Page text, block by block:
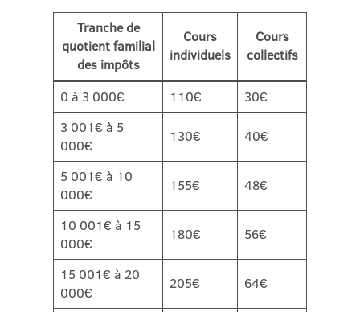
Tranche de
quotient familial
des impôts
Cours
individuels
Cours
collectifs
0 à 3 000€ 110€
30€
3 001€ à 5
000€
130€ 40€
5 001€ à 10
000€
155€ 48€
10 001€ à 15
000€
180€ 56€
15 001€ à 20
000€
205€ 64€